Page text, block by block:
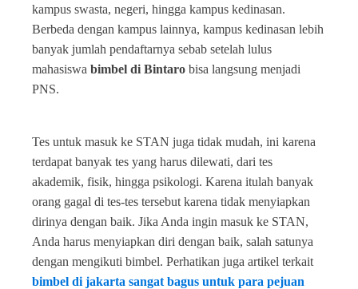
kampus swasta, negeri, hingga kampus kedinasan.
Berbeda dengan kampus lainnya, kampus kedinasan lebih
banyak jumlah pendaftarnya sebab setelah lulus
mahasiswa bimbel di Bintaro bisa langsung menjadi
PNS.
Tes untuk masuk ke STAN juga tidak mudah, ini karena
terdapat banyak tes yang harus dilewati, dari tes
akademik, fisik, hingga psikologi. Karena itulah banyak
orang gagal di tes-tes tersebut karena tidak menyiapkan
dirinya dengan baik. Jika Anda ingin masuk ke STAN,
Anda harus menyiapkan diri dengan baik, salah satunya
dengan mengikuti bimbel. Perhatikan juga artikel terkait
bimbel di jakarta sangat bagus untuk para pejuan